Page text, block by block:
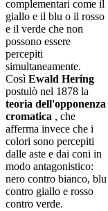
complementari come il
giallo e il blu o il rosso
e il verde che non
possono essere
percepiti
simultaneamente.
Così Ewald Hering
postulò nel 1878 la
teoria dell'opponenza
cromatica , che
afferma invece che i
colori sono percepiti
dalle aste e dai coni in
modo antagonistico:
nero contro bianco, blu
contro giallo e rosso
contro verde.